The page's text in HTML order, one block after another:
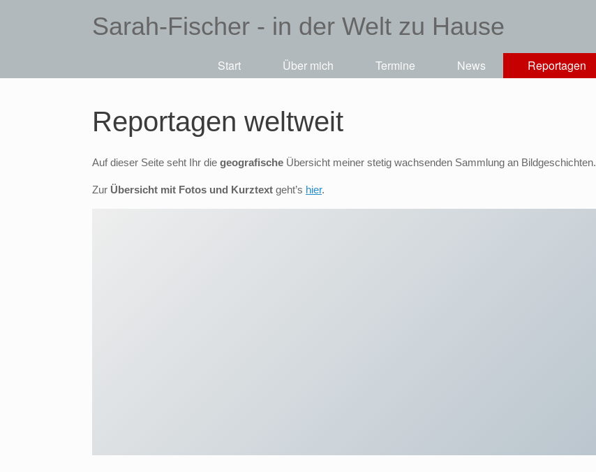
Sarah-Fischer - in der Welt zu Hause
Start Über mich Termine News Reportagen
Reportagen weltweit
Auf dieser Seite seht Ihr die geografische Übersicht meiner stetig wachsenden Sammlung an Bildgeschichten.
Zur Übersicht mit Fotos und Kurztext geht’s hier.